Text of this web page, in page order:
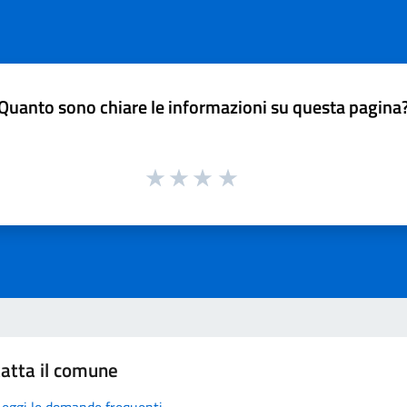
sono chiare le informazioni su questa
il comune